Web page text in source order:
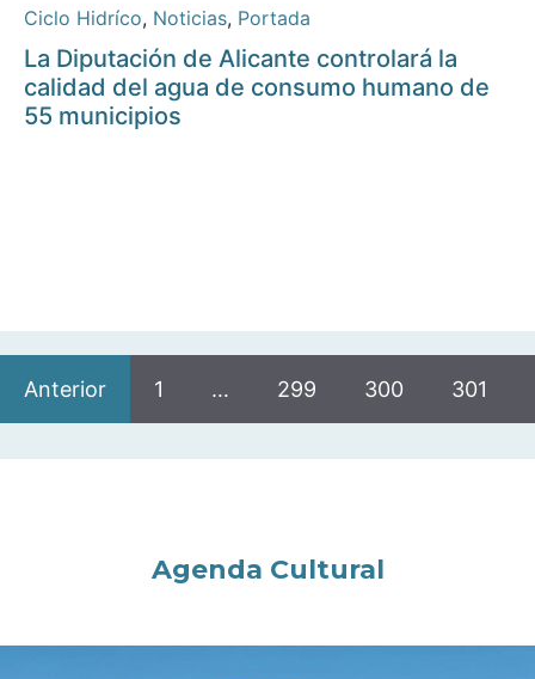
Ciclo Hidríco, Noticias, Portada
La Diputación de Alicante controlará la
calidad del agua de consumo humano de
55 municipios
Anterior 1 … 299 300 301
Agenda Cultural